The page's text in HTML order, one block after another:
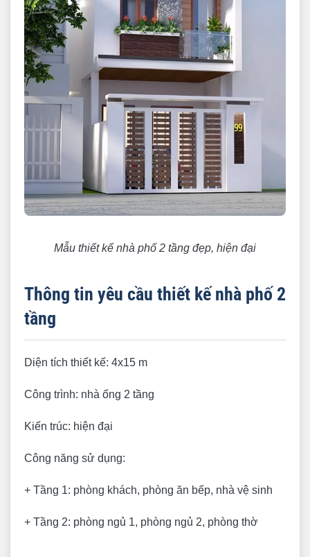
Mẫu thiết kế nhà phố 2 tầng đẹp, hiện đại
Thông tin yêu cầu thiết kế nhà phố 2
tầng
Diện tích thiết kế: 4x15 m
Công trình: nhà ống 2 tầng
Kiến trúc: hiện đại
Công năng sử dụng:
+ Tầng 1: phòng khách, phòng ăn bếp, nhà vệ sinh
+ Tầng 2: phòng ngủ 1, phòng ngủ 2, phòng thờ